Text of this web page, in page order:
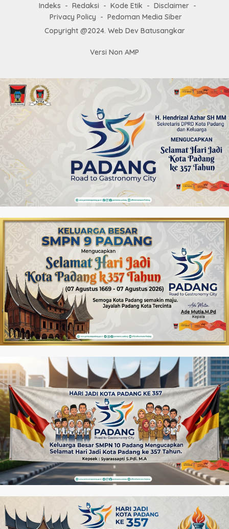
Indeks Redaksi Kode Etik
Disclaimer
Privacy Policy
Pedoman Media Siber
Copyright @2024. Web Dev Batusangkar
Versi Non AMP